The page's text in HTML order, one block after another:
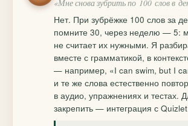
«Мне снова зубрить по 100 слов в
Нет. При зубрёжке 100 слов за
помните 30, через неделю — 5:
не считает их нужными. Я
вместе с грамматикой, в
— например, «I can swim, but I
и те же слова естественно
в аудио, упражнениях и тестах.
закрепить — интеграция с